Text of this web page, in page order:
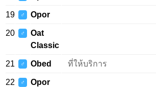
19 ♂ Opor
20 ♂
Oat
Classic
21 ♂ Obed ที่ให้บริการ
22 ♂ Opor